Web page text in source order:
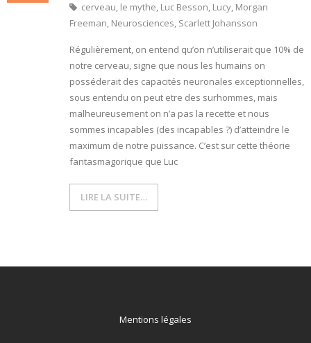
cerveau, le mythe, Luc Besson, Lucy, Morgan
Freeman, Neurosciences, Scarlett Johansson
Régulièrement, on entend qu’on n’utiliserait que 10% de
notre cerveau, signe que nous les humains on
posséderait des capacités neuronales exceptionnelles,
sous entendu on peut etre des surhommes, mais
malheureusement on n’a pas la recette et nous
sommes incapables (des incapables ?) d’atteindre le
maximum de notre puissance. C’est sur cette théorie
fantasmagorique que Luc
LIRE LA SUITE…
Mentions légales